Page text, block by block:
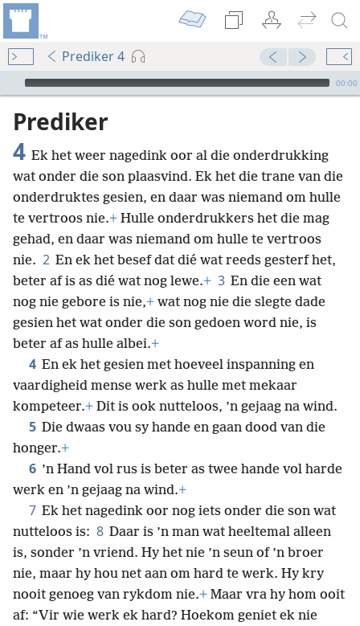
Prediker 4
Audio Player
00:00
Prediker
4 Ek het weer nagedink oor al die onderdrukking
wat onder die son plaasvind. Ek het die trane van die
onderdruktes gesien, en daar was niemand om hulle
te vertroos nie.+ Hulle onderdrukkers het die mag
gehad, en daar was niemand om hulle te vertroos
nie. 2 En ek het besef dat dié wat reeds gesterf het,
beter af is as dié wat nog lewe.+ 3 En die een wat
nog nie gebore is nie,+ wat nog nie die slegte dade
gesien het wat onder die son gedoen word nie, is
beter af as hulle albei.+
4 En ek het gesien met hoeveel inspanning en
vaardigheid mense werk as hulle met mekaar
kompeteer.+ Dit is ook nutteloos, ’n gejaag na wind.
5 Die dwaas vou sy hande en gaan dood van die
honger.+
6 ’n Hand vol rus is beter as twee hande vol harde
werk en ’n gejaag na wind.+
7 Ek het nagedink oor nog iets onder die son wat
nutteloos is: 8 Daar is ’n man wat heeltemal alleen
is, sonder ’n vriend. Hy het nie ’n seun of ’n broer
nie, maar hy hou net aan om hard te werk. Hy kry
nooit genoeg van rykdom nie.+ Maar vra hy hom ooit
af: “Vir wie werk ek hard? Hoekom geniet ek nie